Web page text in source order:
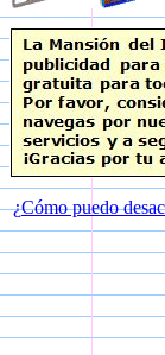
¿Cómo puedo